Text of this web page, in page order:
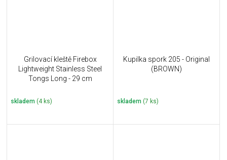
Grilovací kleště Firebox
Lightweight Stainless Steel
Tongs Long - 29 cm
skladem (4 ks)
Kupilka spork 205 - Original
(BROWN)
skladem (7 ks)